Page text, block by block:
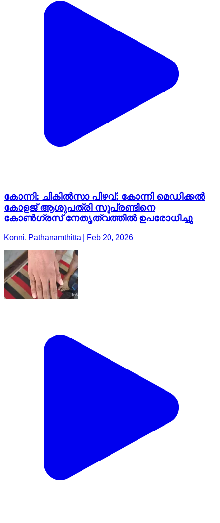
കോന്നി: ചികിൽസാ പിഴവ്: കോന്നി മെഡിക്കൽ
കോളജ് ആശുപത്രി സൂപ്രണ്ടിനെ
കോൺഗ്രസ് നേതൃത്വത്തിൽ ഉപരോധിച്ചു
Konni, Pathanamthitta | Feb 20, 2026